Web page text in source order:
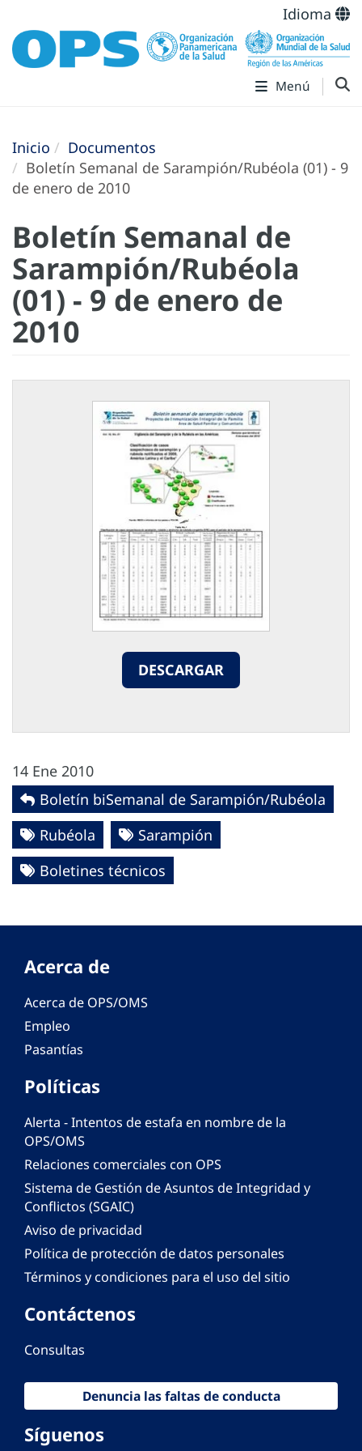
Idioma
Menú
Inicio
Documentos
Boletín Semanal de Sarampión/Rubéola (01) - 9
de enero de 2010
Boletín Semanal de
Sarampión/Rubéola
(01) - 9 de enero de
2010
DESCARGAR
14 Ene 2010
Boletín biSemanal de Sarampión/Rubéola
Rubéola
Sarampión
Boletines técnicos
Acerca de
Acerca de OPS/OMS
Empleo
Pasantías
Políticas
Alerta - Intentos de estafa en nombre de la
OPS/OMS
Relaciones comerciales con OPS
Sistema de Gestión de Asuntos de Integridad y
Conflictos (SGAIC)
Aviso de privacidad
Política de protección de datos personales
Términos y condiciones para el uso del sitio
Contáctenos
Consultas
Denuncia las faltas de conducta
Síguenos